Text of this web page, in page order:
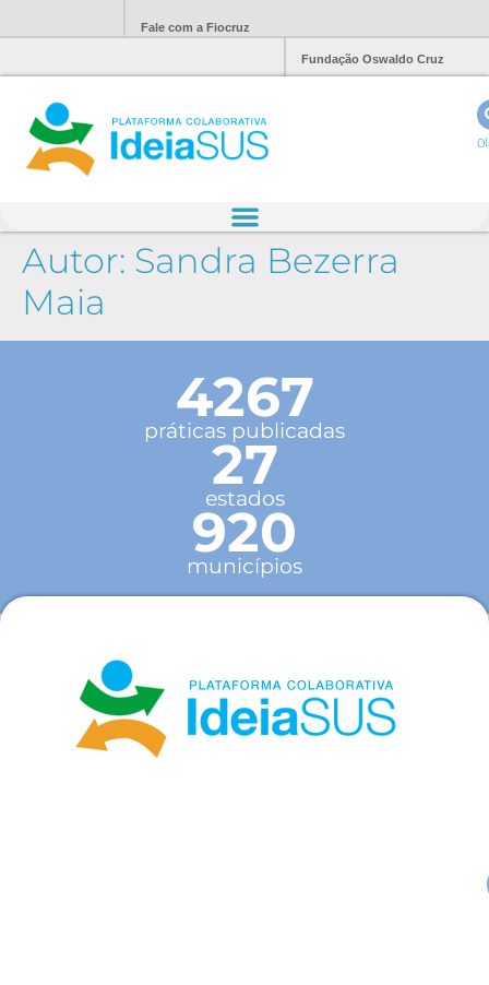
Fale com a Fiocruz
Fundação Oswaldo Cruz
Autor: Sandra Bezerra
Maia
4267
práticas publicadas
27
estados
920
municípios